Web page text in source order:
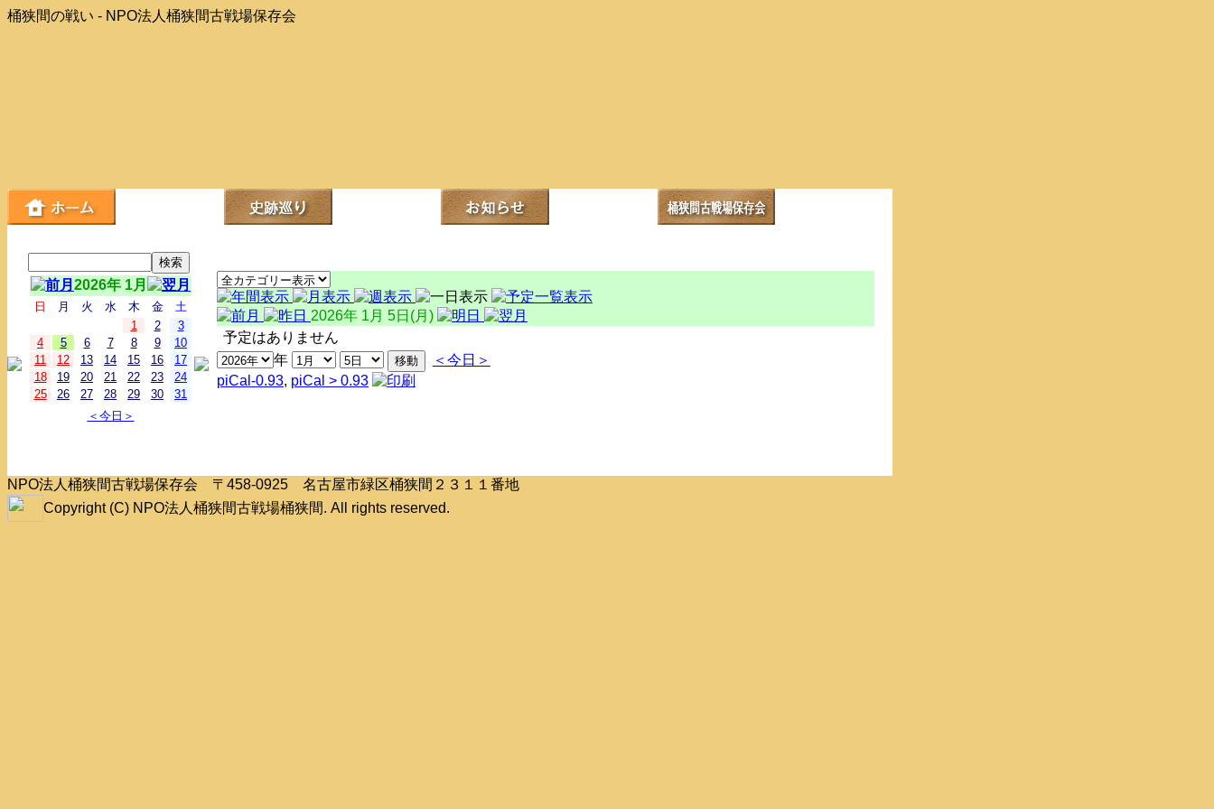
桶狭間の戦い - NPO法人桶狭間古戦場保存会
2026年 1月
日 月 火 水 木 金
土
1
2
3
4
5 6 7 8 9
10
11
12 13 14 15 16
17
18
19 20 21 22 23
24
25
26 27 28 29 30
31
＜今日＞
2026年 1月 5日(月)
予定はありません
年
＜今日＞
piCal-0.93, piCal > 0.93
NPO法人桶狭間古戦場保存会 〒458-0925 名古屋市緑区桶狭間２３１１番地
Copyright (C) NPO法人桶狭間古戦場桶狭間. All rights reserved.